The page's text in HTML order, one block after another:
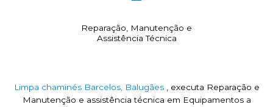
Reparação, Manutenção e
Assistência Técnica
Limpa chaminés Barcelos, Balugães , executa Reparação e
Manutenção e assistência técnica em Equipamentos a